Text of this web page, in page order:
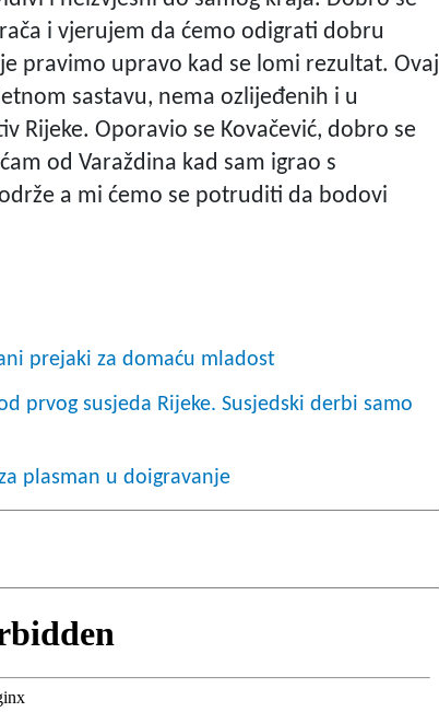
i vjerujem da ćemo odigrati dobru
pravimo upravo kad se lomi rezultat. Ovaj
sastavu, nema ozlijeđenih i u
Rijeke. Oporavio se Kovačević, dobro se
od Varaždina kad sam igrao s
a mi ćemo se potruditi da bodovi
prejaki za domaću mladost
prvog susjeda Rijeke. Susjedski derbi samo
plasman u doigravanje